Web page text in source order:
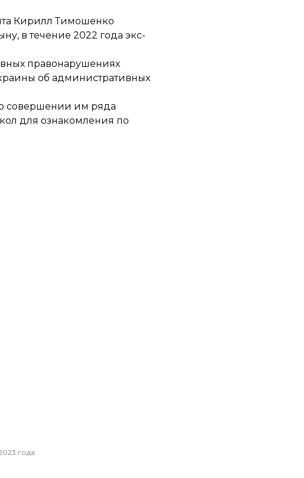
Кирилл Тимошенко
в течение 2022 года экс-
правонарушениях
об административных
о совершении им ряда
для ознакомления по
года